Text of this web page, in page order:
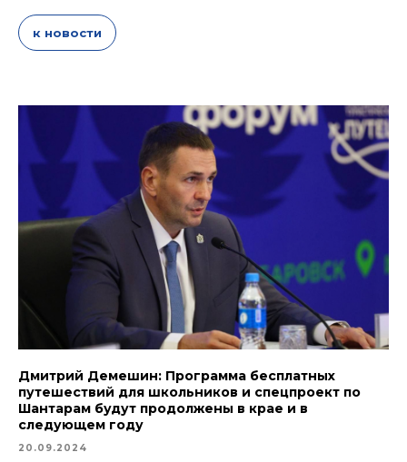
к новости
Дмитрий Демешин: Программа бесплатных
путешествий для школьников и спецпроект по
Шантарам будут продолжены в крае и в
следующем году
20.09.2024